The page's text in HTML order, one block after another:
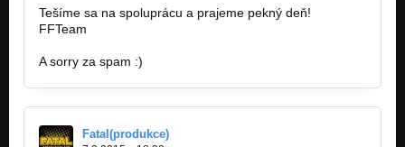
Tešíme sa na spoluprácu a prajeme pekný deň!
FFTeam
A sorry za spam :)
Fatal(produkce)